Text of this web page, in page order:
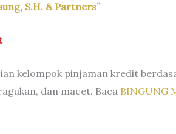
S.H. & Partners”
kelompok pinjaman kredit
dan macet. Baca BINGUNG